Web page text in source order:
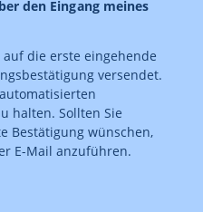
den Eingang meines
die erste eingehende
versendet.
halten. Sollten Sie
Bestätigung wünschen,
E-Mail anzuführen.